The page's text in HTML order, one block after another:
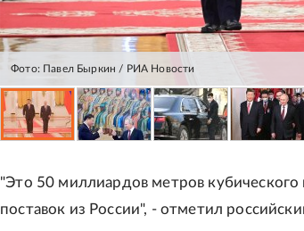
Фото: Павел Быркин / РИА Новости
"Это 50 миллиардов метров кубического
поставок из России", - отметил